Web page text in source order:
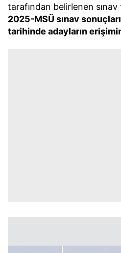
tarafından belirlenen
2025-MSÜ sınav
tarihinde adayların